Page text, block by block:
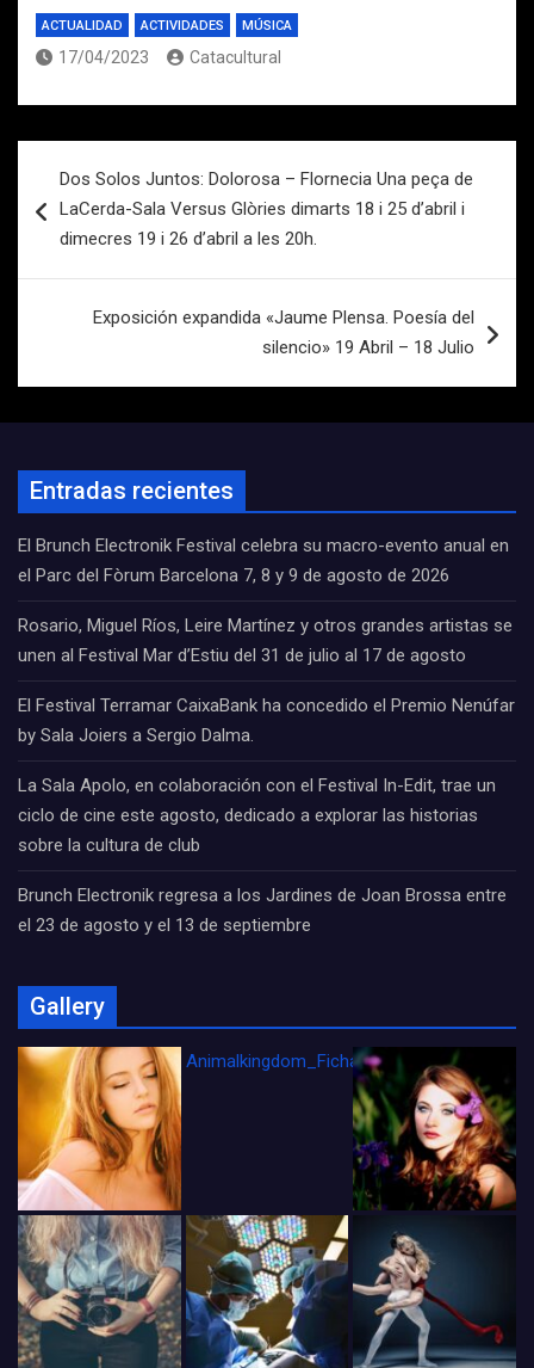
ACTUALIDAD ACTIVIDADES MÚSICA
17/04/2023 Catacultural
de
entradas
Dos Solos Juntos: Dolorosa – Flornecia Una peça de
LaCerda-Sala Versus Glòries dimarts 18 i 25 d’abril i
dimecres 19 i 26 d’abril a les 20h.
Exposición expandida «Jaume Plensa. Poesía del
silencio» 19 Abril – 18 Julio
Entradas recientes
El Brunch Electronik Festival celebra su macro-evento anual en
el Parc del Fòrum Barcelona 7, 8 y 9 de agosto de 2026
Rosario, Miguel Ríos, Leire Martínez y otros grandes artistas se
unen al Festival Mar d’Estiu del 31 de julio al 17 de agosto
El Festival Terramar CaixaBank ha concedido el Premio Nenúfar
by Sala Joiers a Sergio Dalma.
La Sala Apolo, en colaboración con el Festival In-Edit, trae un
ciclo de cine este agosto, dedicado a explorar las historias
sobre la cultura de club
Brunch Electronik regresa a los Jardines de Joan Brossa entre
el 23 de agosto y el 13 de septiembre
Gallery
Animalkingdom_FichaCine